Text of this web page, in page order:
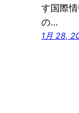
す国際
の…
1月 28,